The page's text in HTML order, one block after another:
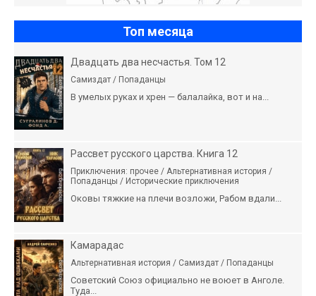
Топ месяца
Двадцать два несчастья. Том 12
Самиздат / Попаданцы
В умелых руках и хрен — балалайка, вот и на...
Рассвет русского царства. Книга 12
Приключения: прочее / Альтернативная история /
Попаданцы / Исторические приключения
Оковы тяжкие на плечи возложи, Рабом вдали...
Камарадас
Альтернативная история / Самиздат / Попаданцы
Советский Союз официально не воюет в Анголе.
Туда...